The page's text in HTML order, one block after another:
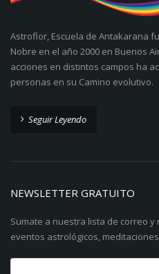
Astroflor, Escuela de Antakarana
Nobre en el año 2000 en Buenos
acciones en distintos campos ha
personas en su Camino evolutivo.
Seguir Leyendo
NEWSLETTER GRATUITO
Sumate a nuestra lista de correo
eventos astrológicos,